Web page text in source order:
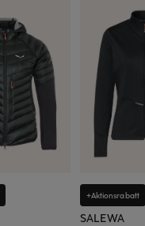
+Aktionsrabatt
SALEWA